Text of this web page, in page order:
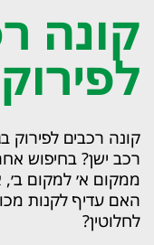
קונה
קונה רכבים לפירוק
רכב ישן? בחיפוש
ממקום א׳ למקום
האם עדיף לקנות
לחלוטין?